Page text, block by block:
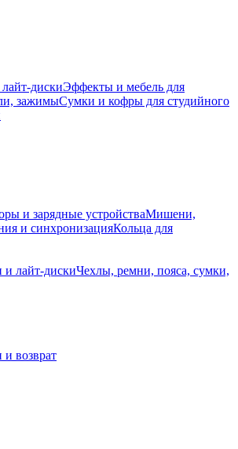
дискиЭффекты и мебель для
зажимыСумки и кофры для студийного
и зарядные устройстваМишени,
и синхронизацияКольца для
и лайт-дискиЧехлы, ремни, пояса, сумки,
возврат